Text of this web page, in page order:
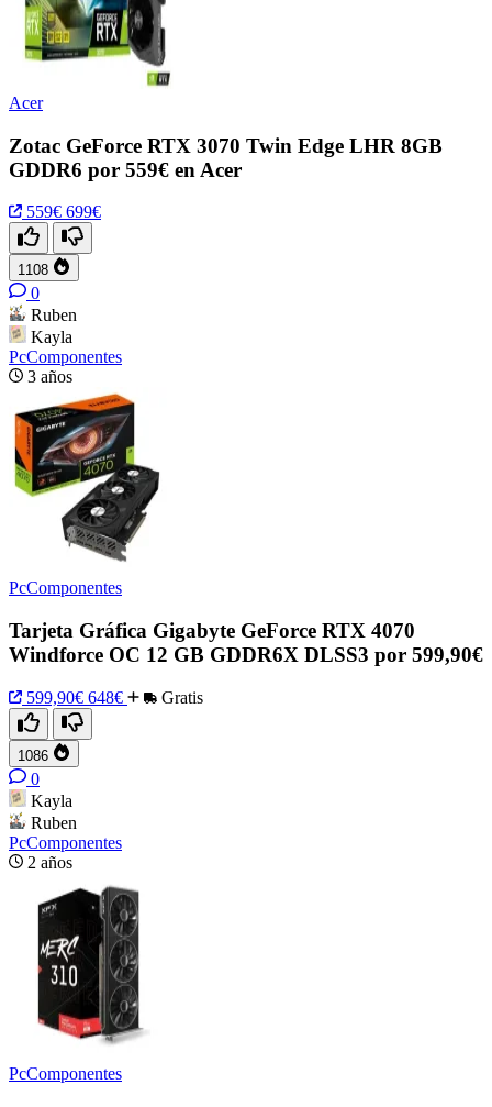
Acer
Zotac GeForce RTX 3070 Twin Edge LHR 8GB
GDDR6 por 559€ en Acer
559€ 699€
1108
0
Ruben
Kayla
PcComponentes
3 años
PcComponentes
Tarjeta Gráfica Gigabyte GeForce RTX 4070
Windforce OC 12 GB GDDR6X DLSS3 por 599,90€
599,90€ 648€ Gratis
1086
0
Kayla
Ruben
PcComponentes
2 años
PcComponentes